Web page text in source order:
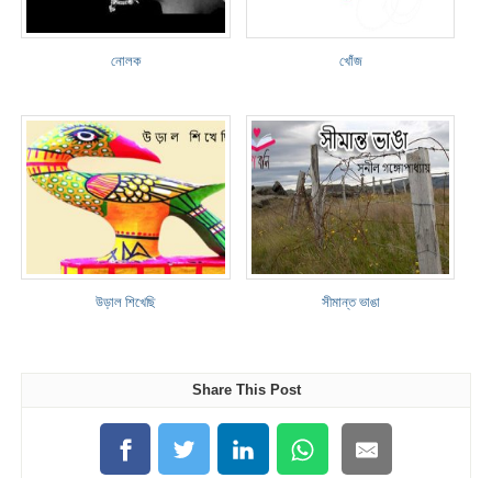
নোলক খোঁজ
উড়াল শিখেছি সীমান্ত ভাঙা
Share This Post